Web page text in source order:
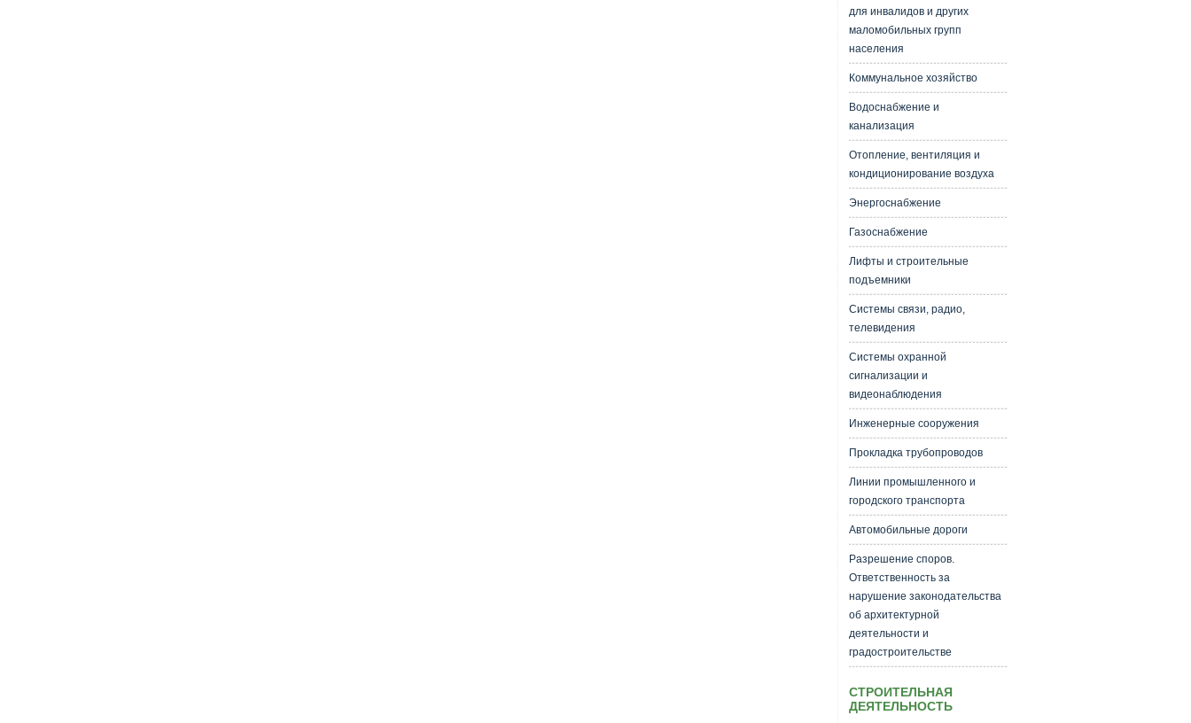
для инвалидов и других
маломобильных групп
населения
Коммунальное хозяйство
Водоснабжение и
канализация
Отопление, вентиляция и
кондиционирование воздуха
Энергоснабжение
Газоснабжение
Лифты и строительные
подъемники
Системы связи, радио,
телевидения
Системы охранной
сигнализации и
видеонаблюдения
Инженерные сооружения
Прокладка трубопроводов
Линии промышленного и
городского транспорта
Автомобильные дороги
Разрешение споров.
Ответственность за
нарушение законодательства
об архитектурной
деятельности и
градостроительстве
СТРОИТЕЛЬНАЯ
ДЕЯТЕЛЬНОСТЬ